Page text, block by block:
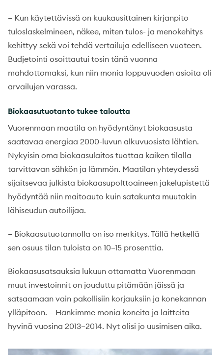
– Kun käytettävissä on kuukausittainen kirjanpito
tuloslaskelmineen, näkee, miten tulos- ja menokehitys
kehittyy sekä voi tehdä vertailuja edelliseen vuoteen.
Budjetointi osoittautui tosin tänä vuonna
mahdottomaksi, kun niin monia loppuvuoden asioita oli
arvailujen varassa.
Biokaasutuotanto tukee taloutta
Vuorenmaan maatila on hyödyntänyt biokaasusta
saatavaa energiaa 2000-luvun alkuvuosista lähtien.
Nykyisin oma biokaasulaitos tuottaa kaiken tilalla
tarvittavan sähkön ja lämmön. Maatilan yhteydessä
sijaitsevaa julkista biokaasupolttoaineen jakelupistettä
hyödyntää niin maitoauto kuin satakunta muutakin
lähiseudun autoilijaa.
– Biokaasutuotannolla on iso merkitys. Tällä hetkellä
sen osuus tilan tuloista on 10–15 prosenttia.
Biokaasusatsauksia lukuun ottamatta Vuorenmaan
muut investoinnit on jouduttu pitämään jäissä ja
satsaamaan vain pakollisiin korjauksiin ja konekannan
ylläpitoon. – Hankimme monia koneita ja laitteita
hyvinä vuosina 2013–2014. Nyt olisi jo uusimisen aika.